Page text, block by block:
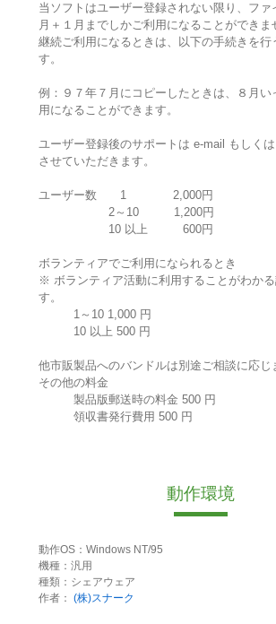
当ソフトはユーザー登録されない限り、ファ
月＋１月までしかご利用になることができま
継続ご利用になるときは、以下の手続きを行
す。
例：９７年７月にコピーしたときは、８月い
用になることができます。
ユーザー登録後のサポートは e-mail もしく
させていただきます。
ユーザー数 1 2,000円
2～10 1,200円
10 以上 600円
ボランティアでご利用になられるとき
※ ボランティア活動に利用することがわか
す。
1～10 1,000 円
10 以上 500 円
他市販製品へのバンドルは別途ご相談に応じ
その他の料金
製品版郵送時の料金 500 円
領収書発行費用 500 円
動作環境
動作OS：Windows NT/95
機種：汎用
種類：シェアウェア
作者： (株)スナーク